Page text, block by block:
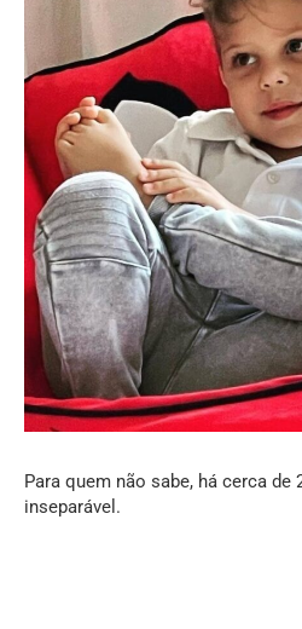
Para quem não sabe, há cerca de
inseparável.